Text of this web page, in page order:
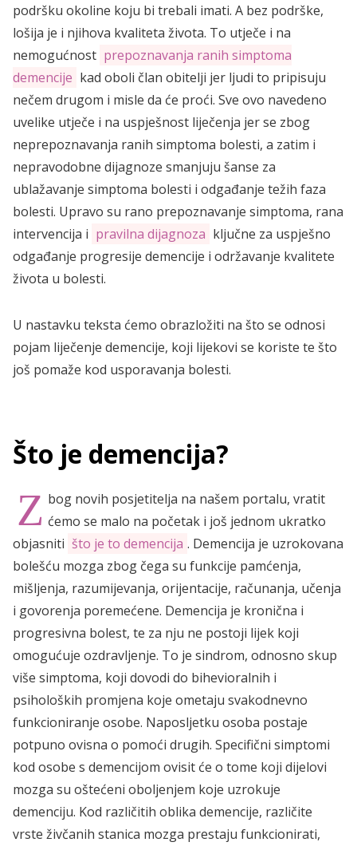
podršku okoline koju bi trebali imati. A bez podrške,
lošija je i njihova kvaliteta života. To utječe i na
nemogućnost prepoznavanja ranih simptoma
demencije kad oboli član obitelji jer ljudi to pripisuju
nečem drugom i misle da će proći. Sve ovo navedeno
uvelike utječe i na uspješnost liječenja jer se zbog
neprepoznavanja ranih simptoma bolesti, a zatim i
nepravodobne dijagnoze smanjuju šanse za
ublažavanje simptoma bolesti i odgađanje težih faza
bolesti. Upravo su rano prepoznavanje simptoma, rana
intervencija i pravilna dijagnoza ključne za uspješno
odgađanje progresije demencije i održavanje kvalitete
života u bolesti.
U nastavku teksta ćemo obrazložiti na što se odnosi
pojam liječenje demencije, koji lijekovi se koriste te što
još pomaže kod usporavanja bolesti.
Što je demencija?
Z bog novih posjetitelja na našem portalu, vratit
ćemo se malo na početak i još jednom ukratko
objasniti što je to demencija . Demencija je uzrokovana
bolešću mozga zbog čega su funkcije pamćenja,
mišljenja, razumijevanja, orijentacije, računanja, učenja
i govorenja poremećene. Demencija je kronična i
progresivna bolest, te za nju ne postoji lijek koji
omogućuje ozdravljenje. To je sindrom, odnosno skup
više simptoma, koji dovodi do bihevioralnih i
psiholoških promjena koje ometaju svakodnevno
funkcioniranje osobe. Naposljetku osoba postaje
potpuno ovisna o pomoći drugih. Specifični simptomi
kod osobe s demencijom ovisit će o tome koji dijelovi
mozga su oštećeni oboljenjem koje uzrokuje
demenciju. Kod različitih oblika demencije, različite
vrste živčanih stanica mozga prestaju funkcionirati,